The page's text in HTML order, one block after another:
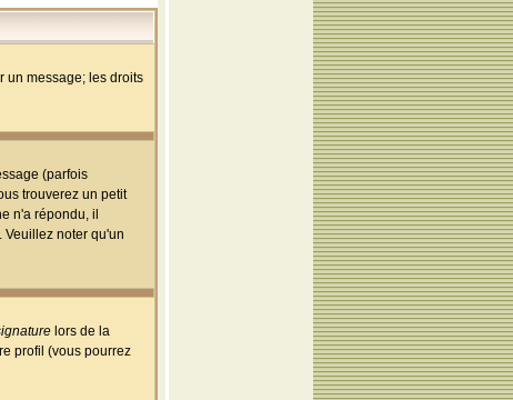
un message; les droits
(parfois
trouverez un petit
n'a répondu, il
noter qu'un
lors de la
profil (vous pourrez